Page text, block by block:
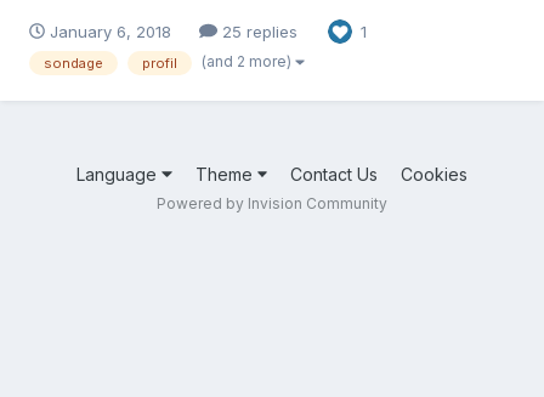
propose de lister ici, par catégorie, vos idées et vos attentes !
Tête / - Oreill...
January 6, 2018 25 replies 1
sondage profil (and 2 more)
Language Theme Contact Us Cookies
Powered by Invision Community